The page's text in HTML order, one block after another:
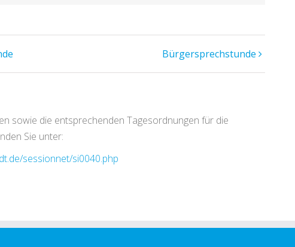
Bürgersprechstunde
sowie die entsprechenden Tagesordnungen für die
Sie unter:
sessionnet/si0040.php